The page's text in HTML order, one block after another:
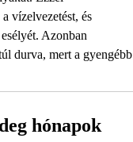
vízelvezetést, és
Azonban
durva, mert a gyengébb
hónapok